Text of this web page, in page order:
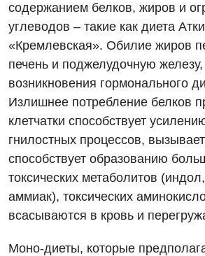
Аллергология, иммунология
Андрология
Бесплатные услуги
Вакцинация
Гематология
Диетология
Кардиология
Русский
содержанием белков, жиров и
углеводов – такие как диета
«Кремлевская». Обилие жиров
печень и поджелудочную
возникновения гормонального
Излишнее потребление белков
клетчатки способствует
гнилостных процессов,
способствует образованию
токсических метаболитов
аммиак), токсических
всасываются в кровь и
Моно-диеты, которые